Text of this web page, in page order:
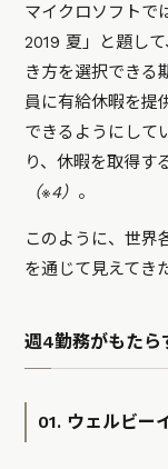
マイクロソフトで
2019 夏」と題し
き方を選択できる
員に有給休暇を提
できるようにして
り、休暇を取得す
（※4） 。
このように、世界
を通じて見えてき
週4勤務がもたら
01. ウェルビー